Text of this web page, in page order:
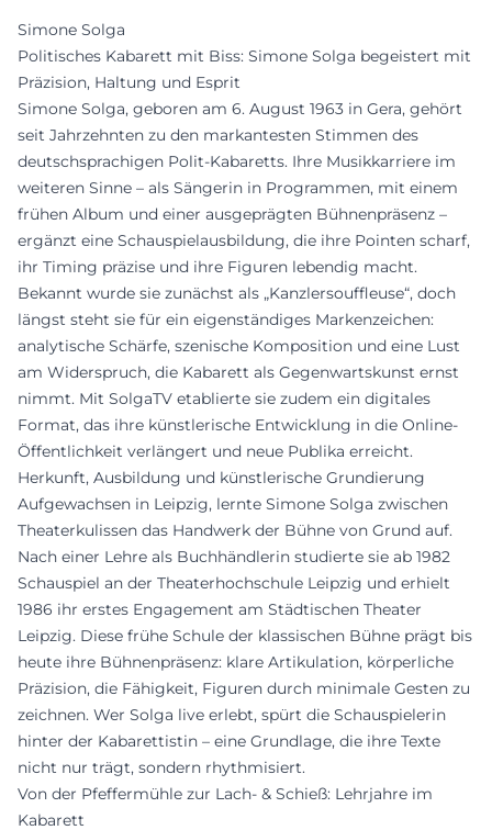
Simone Solga
Politisches Kabarett mit Biss: Simone Solga begeistert mit
Präzision, Haltung und Esprit
Simone Solga, geboren am 6. August 1963 in Gera, gehört
seit Jahrzehnten zu den markantesten Stimmen des
deutschsprachigen Polit-Kabaretts. Ihre Musikkarriere im
weiteren Sinne – als Sängerin in Programmen, mit einem
frühen Album und einer ausgeprägten Bühnenpräsenz –
ergänzt eine Schauspielausbildung, die ihre Pointen scharf,
ihr Timing präzise und ihre Figuren lebendig macht.
Bekannt wurde sie zunächst als „Kanzlersouffleuse“, doch
längst steht sie für ein eigenständiges Markenzeichen:
analytische Schärfe, szenische Komposition und eine Lust
am Widerspruch, die Kabarett als Gegenwartskunst ernst
nimmt. Mit SolgaTV etablierte sie zudem ein digitales
Format, das ihre künstlerische Entwicklung in die Online-
Öffentlichkeit verlängert und neue Publika erreicht.
Herkunft, Ausbildung und künstlerische Grundierung
Aufgewachsen in Leipzig, lernte Simone Solga zwischen
Theaterkulissen das Handwerk der Bühne von Grund auf.
Nach einer Lehre als Buchhändlerin studierte sie ab 1982
Schauspiel an der Theaterhochschule Leipzig und erhielt
1986 ihr erstes Engagement am Städtischen Theater
Leipzig. Diese frühe Schule der klassischen Bühne prägt bis
heute ihre Bühnenpräsenz: klare Artikulation, körperliche
Präzision, die Fähigkeit, Figuren durch minimale Gesten zu
zeichnen. Wer Solga live erlebt, spürt die Schauspielerin
hinter der Kabarettistin – eine Grundlage, die ihre Texte
nicht nur trägt, sondern rhythmisiert.
Von der Pfeffermühle zur Lach- & Schieß: Lehrjahre im
Kabarett